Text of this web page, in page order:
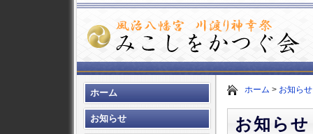
ホーム > お知らせ
お知らせ
ホーム
お知らせ